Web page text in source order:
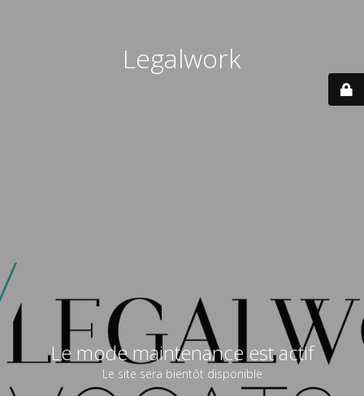
Legalwork
Le mode maintenance est actif
Le site sera bientôt disponible